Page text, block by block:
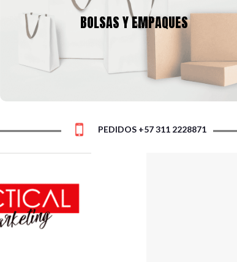
BOLSAS Y EMPAQUES
Tenemos una amplia gama de empaques para tu
cajas y bolsas en gran variedad de tamaños, calibres,
formas, que se pueden ajustar a la imagen corporativa
PEDIDOS +57 311 2228871